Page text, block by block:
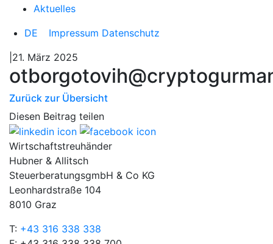
Aktuelles
DE
Impressum Datenschutz
|21. März 2025
Zurück zur Übersicht
Diesen Beitrag teilen
Wirtschaftstreuhänder
Hubner & Allitsch
SteuerberatungsgmbH & Co KG
Leonhardstraße 104
8010 Graz
T: +43 316 338 338